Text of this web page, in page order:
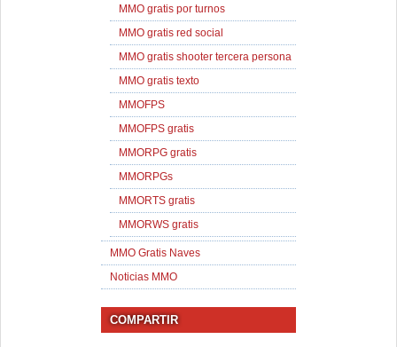
MMO gratis por turnos
MMO gratis red social
MMO gratis shooter tercera persona
MMO gratis texto
MMOFPS
MMOFPS gratis
MMORPG gratis
MMORPGs
MMORTS gratis
MMORWS gratis
MMO Gratis Naves
Noticias MMO
COMPARTIR